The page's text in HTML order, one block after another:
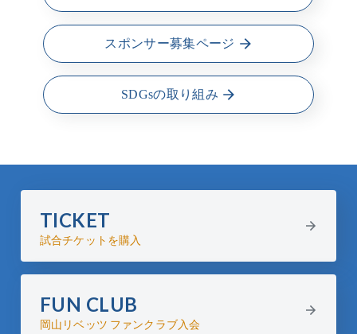
スポンサー募集ページ
SDGsの取り組み
TICKET
試合チケットを購入
FUN CLUB
岡山リベッツ ファンクラブ入会